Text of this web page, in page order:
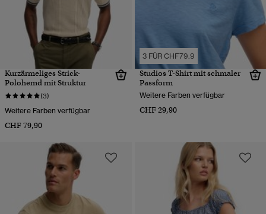
Kurzärmeliges Strick-
Polohemd mit Struktur
(3)
Weitere Farben verfügbar
CHF 79,90
3 FÜR CHF79.9
Studios T-Shirt mit schmaler
Passform
Weitere Farben verfügbar
CHF 29,90